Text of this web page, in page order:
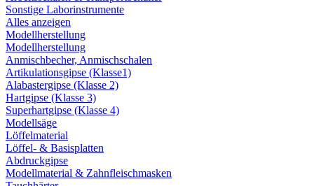
Sonstige Laborinstrumente
Alles anzeigen
Modellherstellung
Modellherstellung
Anmischbecher, Anmischschalen
Artikulationsgipse (Klasse1)
Alabastergipse (Klasse 2)
Hartgipse (Klasse 3)
Superhartgipse (Klasse 4)
Modellsäge
Löffelmaterial
Löffel- & Basisplatten
Abdruckgipse
Modellmaterial & Zahnfleischmasken